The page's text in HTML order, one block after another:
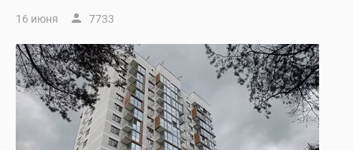
16 июня 7733